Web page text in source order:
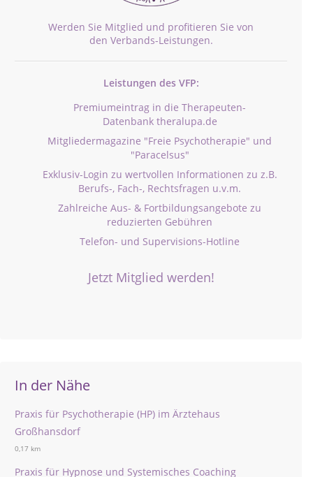
Werden Sie Mitglied und profitieren Sie von
den Verbands-Leistungen.
Leistungen des VFP:
Premiumeintrag in die Therapeuten-
Datenbank theralupa.de
Mitgliedermagazine "Freie Psychotherapie" und
"Paracelsus"
Exklusiv-Login zu wertvollen Informationen zu z.B.
Berufs-, Fach-, Rechtsfragen u.v.m.
Zahlreiche Aus- & Fortbildungsangebote zu
reduzierten Gebühren
Telefon- und Supervisions-Hotline
Jetzt Mitglied werden!
In der Nähe
Praxis für Psychotherapie (HP) im Ärztehaus
Großhansdorf
0,17 km
Praxis für Hypnose und Systemisches Coaching